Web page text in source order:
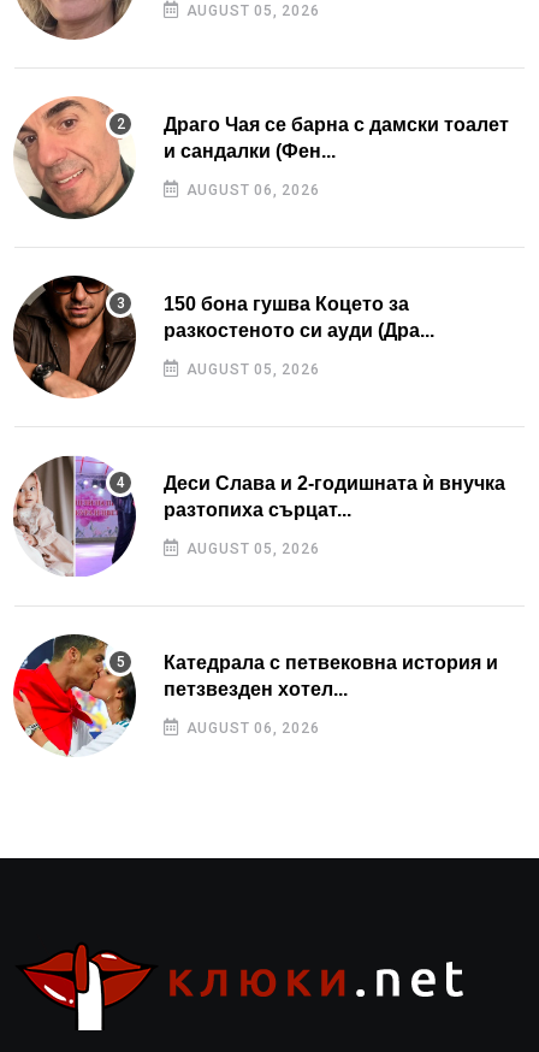
AUGUST 05, 2026
Драго Чая се барна с дамски тоалет
и сандалки (Фен...
AUGUST 06, 2026
150 бона гушва Коцето за
разкостеното си ауди (Дра...
AUGUST 05, 2026
Деси Слава и 2-годишната ѝ внучка
разтопиха сърцат...
AUGUST 05, 2026
Катедрала с петвековна история и
петзвезден хотел...
AUGUST 06, 2026